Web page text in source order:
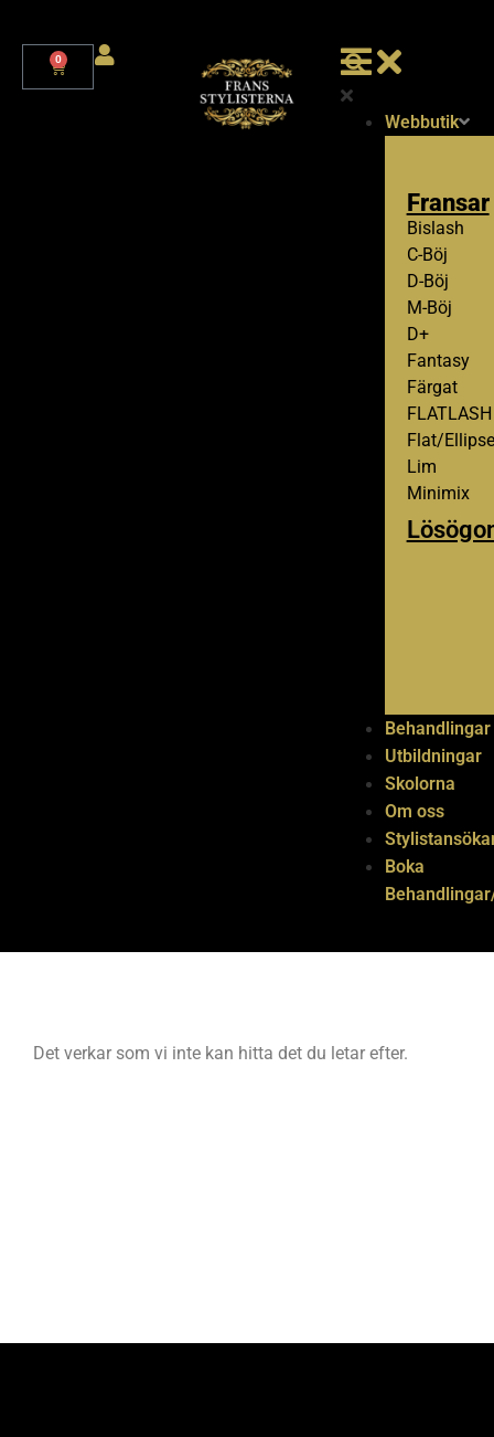
0
Webbutik
Fransar
Bislash
C-Böj
D-Böj
M-Böj
D+
Fantasy
Färgat
FLATLASH
Flat/Ellipse
Lim
Minimix
Behandlingar
Utbildningar
Skolorna
Om oss
Boka
Det verkar som vi inte kan hitta det du letar efter.